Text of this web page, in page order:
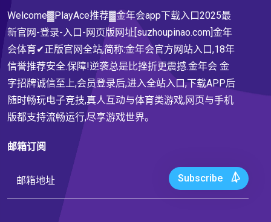
Welcome▓PlayAce推荐▓金年会app下载入口2025最
新官网-登录-入口-网页版网址[suzhoupinao.com]金年
会体育✔正版官网全站,简称:金年会官方网站入口,18年
信誉推荐安全.保障!逆袭总是比挫折更震撼.金年会 金
字招牌诚信至上,会员登录后,进入全站入口,下载APP后
随时畅玩电子竞技,真人互动与体育类游戏,网页与手机
版都支持流畅运行,尽享游戏世界。
邮箱订阅
Subscribe